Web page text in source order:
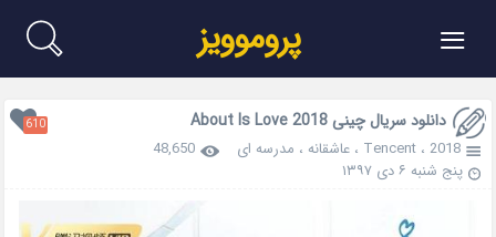
≡ پروموویز
دانلود سریال چینی About Is Love 2018 610
2018 ،Tencent ،عاشقانه ، مدرسه ای
48,650
پنج شنبه ۶ دی ۱۳۹۷